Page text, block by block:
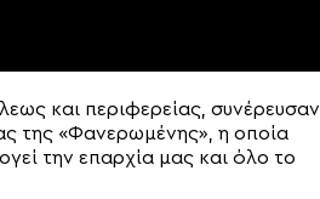
και περιφερείας, συνέρευσαν
της «Φανερωμένης», η οποία
την επαρχία μας και όλο το